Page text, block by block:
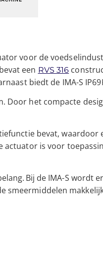
voor de
een RVS 316
biedt de IMA-S
Door het compacte
bevat, waardoor
is voor
Bij de IMA-S wordt
smeermiddelen